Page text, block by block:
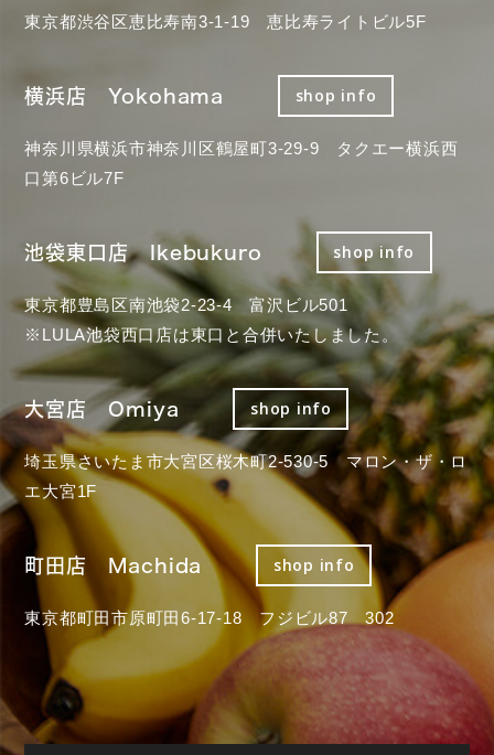
東京都渋谷区恵比寿南3-1-19 恵比寿ライトビル5F
横浜店 Yokohama shop info
神奈川県横浜市神奈川区鶴屋町3-29-9 タクエー横浜西
口第6ビル7F
池袋東口店 Ikebukuro shop info
東京都豊島区南池袋2-23-4 富沢ビル501
※LULA池袋西口店は東口と合併いたしました。
大宮店 Omiya shop info
埼玉県さいたま市大宮区桜木町2-530-5 マロン・ザ・ロ
エ大宮1F
町田店 Machida shop info
東京都町田市原町田6-17-18 フジビル87 302